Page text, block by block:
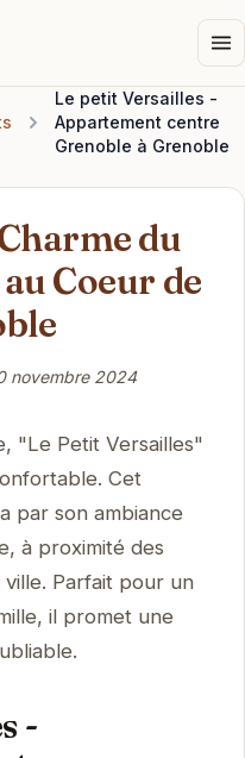
Le petit Versailles -
Appartement centre
Grenoble à Grenoble
du
Coeur de
novembre 2024
"Le Petit Versailles"
Cet
par son ambiance
à proximité des
Parfait pour un
il promet une
-